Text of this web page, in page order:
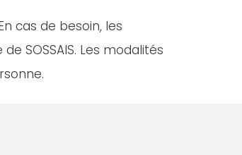
cas de besoin, les
SOSSAIS. Les modalités